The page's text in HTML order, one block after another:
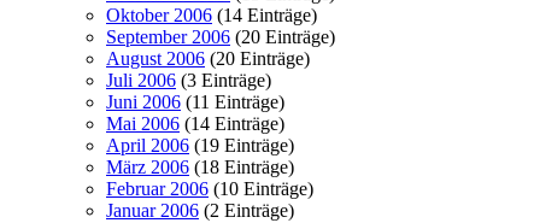
Oktober 2006 (14 Einträge)
September 2006 (20 Einträge)
August 2006 (20 Einträge)
Juli 2006 (3 Einträge)
Juni 2006 (11 Einträge)
Mai 2006 (14 Einträge)
April 2006 (19 Einträge)
März 2006 (18 Einträge)
Februar 2006 (10 Einträge)
Januar 2006 (2 Einträge)